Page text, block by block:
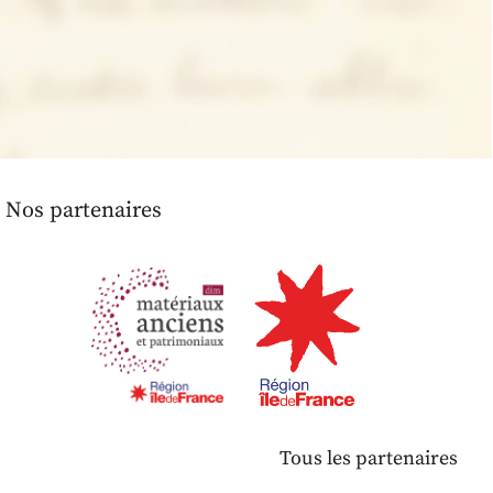
Nos partenaires
Tous les partenaires